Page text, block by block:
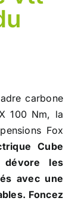
carbone
100 Nm, la
Fox
Cube
dévore les
avec une
Foncez